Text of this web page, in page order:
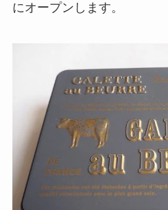
にオープンします。